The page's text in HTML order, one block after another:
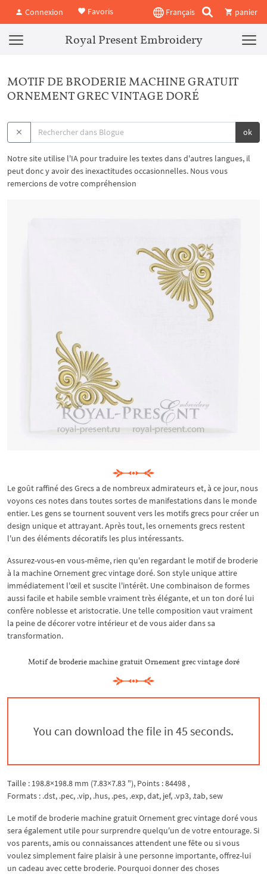
Connexion Favoris Français panier
Royal Present Embroidery
MOTIF DE BRODERIE MACHINE GRATUIT
ORNEMENT GREC VINTAGE DORÉ
ok
Notre site utilise l'IA pour traduire les textes dans d'autres langues, il
peut donc y avoir des inexactitudes occasionnelles. Nous vous
remercions de votre compréhension
Le goût raffiné des Grecs a de nombreux admirateurs et, à ce jour, nous
voyons ces notes dans toutes sortes de manifestations dans le monde
entier. Les gens se tournent souvent vers les motifs grecs pour créer un
design unique et attrayant. Après tout, les ornements grecs restent
l'un des éléments décoratifs les plus intéressants.
Assurez-vous-en vous-même, rien qu'en regardant le motif de broderie
à la machine Ornement grec vintage doré. Son style unique attire
immédiatement l'œil et suscite l'intérêt. Une combinaison de formes
aussi facile et habile semble vraiment très élégante, et un ton doré lui
confère noblesse et aristocratie. Une telle composition vaut vraiment
la peine de décorer votre intérieur et de vous aider dans sa
transformation.
Motif de broderie machine gratuit Ornement grec vintage doré
You can download the file in 44 seconds.
Taille : 198.8×198.8 mm (7.83×7.83 "), Points : 84498 ,
Formats : .dst, .pec, .vip, .hus, .pes, .exp, dat, jef, .vp3, .tab, sew
Le motif de broderie machine gratuit Ornement grec vintage doré vous
sera également utile pour surprendre quelqu'un de votre entourage. Si
vos parents, amis ou connaissances attendent une fête ou si vous
voulez simplement faire plaisir à une personne importante, offrez-lui
un cadeau avec cette broderie. Pourquoi donner des choses